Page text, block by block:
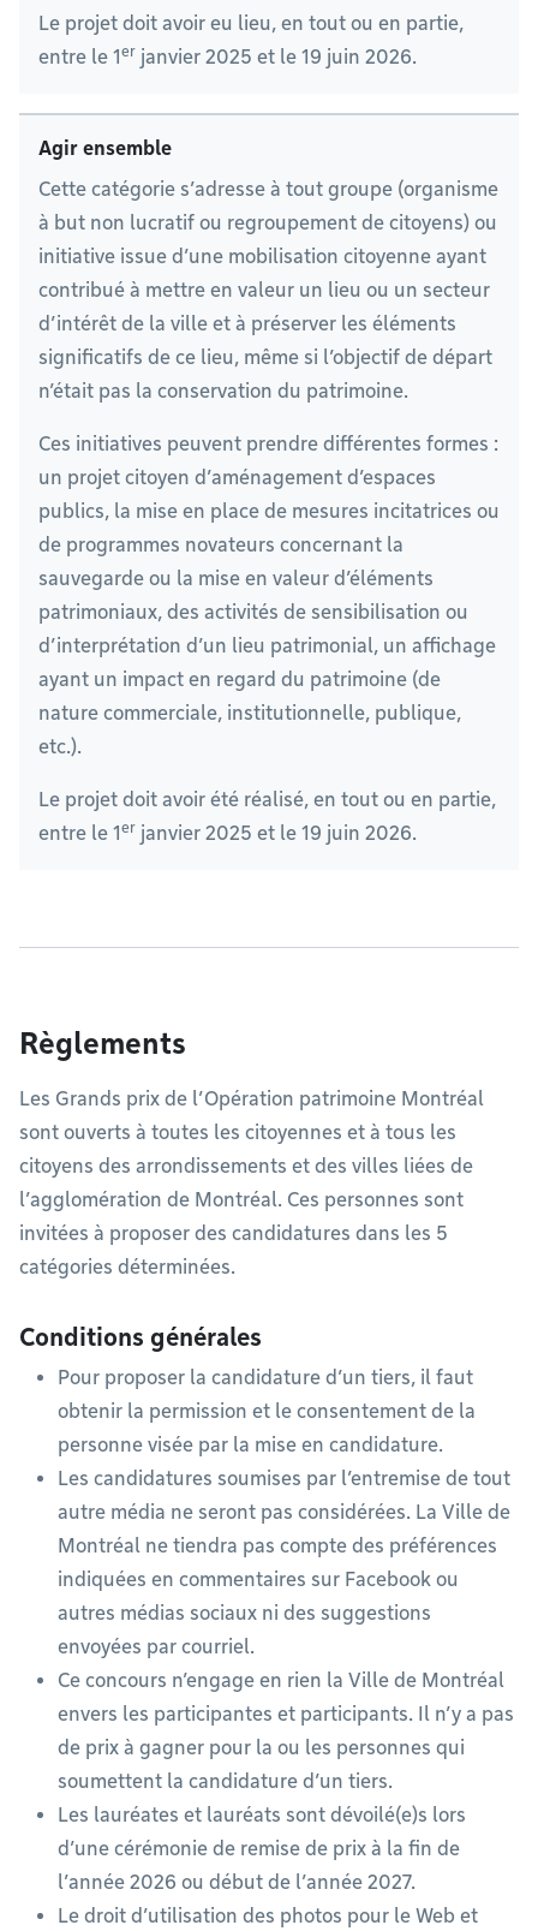
Le projet doit avoir eu lieu, en tout ou en partie,
entre le 1er janvier 2025 et le 19 juin 2026.
Agir ensemble
Cette catégorie s’adresse à tout groupe (organisme
à but non lucratif ou regroupement de citoyens) ou
initiative issue d’une mobilisation citoyenne ayant
contribué à mettre en valeur un lieu ou un secteur
d’intérêt de la ville et à préserver les éléments
significatifs de ce lieu, même si l’objectif de départ
n’était pas la conservation du patrimoine.
Ces initiatives peuvent prendre différentes formes :
un projet citoyen d’aménagement d’espaces
publics, la mise en place de mesures incitatrices ou
de programmes novateurs concernant la
sauvegarde ou la mise en valeur d’éléments
patrimoniaux, des activités de sensibilisation ou
d’interprétation d’un lieu patrimonial, un affichage
ayant un impact en regard du patrimoine (de
nature commerciale, institutionnelle, publique,
etc.).
Le projet doit avoir été réalisé, en tout ou en partie,
entre le 1er janvier 2025 et le 19 juin 2026.
Règlements
Les Grands prix de l’Opération patrimoine Montréal
sont ouverts à toutes les citoyennes et à tous les
citoyens des arrondissements et des villes liées de
l’agglomération de Montréal. Ces personnes sont
invitées à proposer des candidatures dans les 5
catégories déterminées.
Conditions générales
Pour proposer la candidature d’un tiers, il faut
obtenir la permission et le consentement de la
personne visée par la mise en candidature.
Les candidatures soumises par l’entremise de tout
autre média ne seront pas considérées. La Ville de
Montréal ne tiendra pas compte des préférences
indiquées en commentaires sur Facebook ou
autres médias sociaux ni des suggestions
envoyées par courriel.
Ce concours n’engage en rien la Ville de Montréal
envers les participantes et participants. Il n’y a pas
de prix à gagner pour la ou les personnes qui
soumettent la candidature d’un tiers.
Les lauréates et lauréats sont dévoilé(e)s lors
d’une cérémonie de remise de prix à la fin de
l’année 2026 ou début de l’année 2027.
Le droit d’utilisation des photos pour le Web et